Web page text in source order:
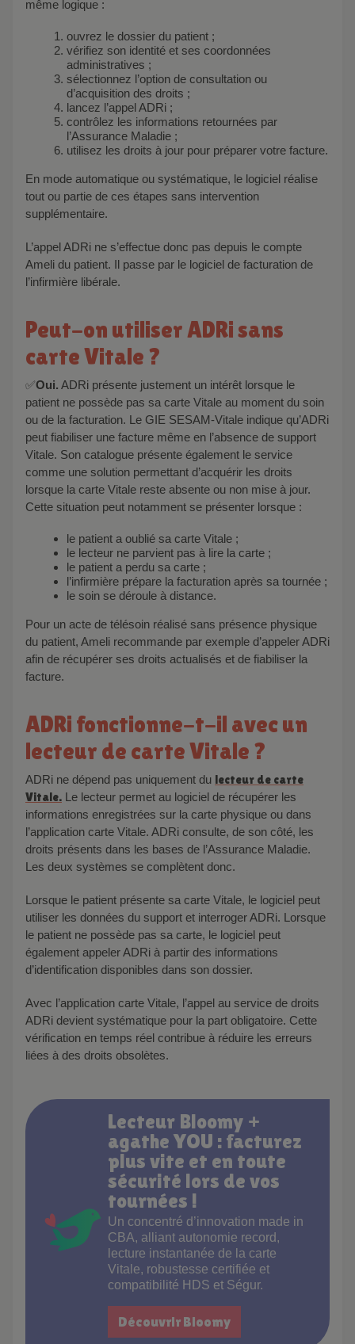
même logique :
ouvrez le dossier du patient ;
vérifiez son identité et ses coordonnées
administratives ;
sélectionnez l’option de consultation ou
d’acquisition des droits ;
lancez l’appel ADRi ;
contrôlez les informations retournées par
l’Assurance Maladie ;
utilisez les droits à jour pour préparer votre facture.
En mode automatique ou systématique, le logiciel réalise
tout ou partie de ces étapes sans intervention
supplémentaire.
L’appel ADRi ne s’effectue donc pas depuis le compte
Ameli du patient. Il passe par le logiciel de facturation de
l’infirmière libérale.
Peut-on utiliser ADRi sans
carte Vitale ?
✅Oui. ADRi présente justement un intérêt lorsque le
patient ne possède pas sa carte Vitale au moment du soin
ou de la facturation. Le GIE SESAM-Vitale indique qu’ADRi
peut fiabiliser une facture même en l’absence de support
Vitale. Son catalogue présente également le service
comme une solution permettant d’acquérir les droits
lorsque la carte Vitale reste absente ou non mise à jour.
Cette situation peut notamment se présenter lorsque :
le patient a oublié sa carte Vitale ;
le lecteur ne parvient pas à lire la carte ;
le patient a perdu sa carte ;
l’infirmière prépare la facturation après sa tournée ;
le soin se déroule à distance.
Pour un acte de télésoin réalisé sans présence physique
du patient, Ameli recommande par exemple d’appeler ADRi
afin de récupérer ses droits actualisés et de fiabiliser la
facture.
ADRi fonctionne-t-il avec un
lecteur de carte Vitale ?
ADRi ne dépend pas uniquement du lecteur de carte
Vitale. Le lecteur permet au logiciel de récupérer les
informations enregistrées sur la carte physique ou dans
l’application carte Vitale. ADRi consulte, de son côté, les
droits présents dans les bases de l’Assurance Maladie.
Les deux systèmes se complètent donc.
Lorsque le patient présente sa carte Vitale, le logiciel peut
utiliser les données du support et interroger ADRi. Lorsque
le patient ne possède pas sa carte, le logiciel peut
également appeler ADRi à partir des informations
d’identification disponibles dans son dossier.
Avec l’application carte Vitale, l’appel au service de droits
ADRi devient systématique pour la part obligatoire. Cette
vérification en temps réel contribue à réduire les erreurs
liées à des droits obsolètes.
Lecteur Bloomy +
agathe YOU : facturez
plus vite et en toute
sécurité lors de vos
tournées !
Un concentré d’innovation made in
CBA, alliant autonomie record,
lecture instantanée de la carte
Vitale, robustesse certifiée et
compatibilité HDS et Ségur.
Découvrir Bloomy